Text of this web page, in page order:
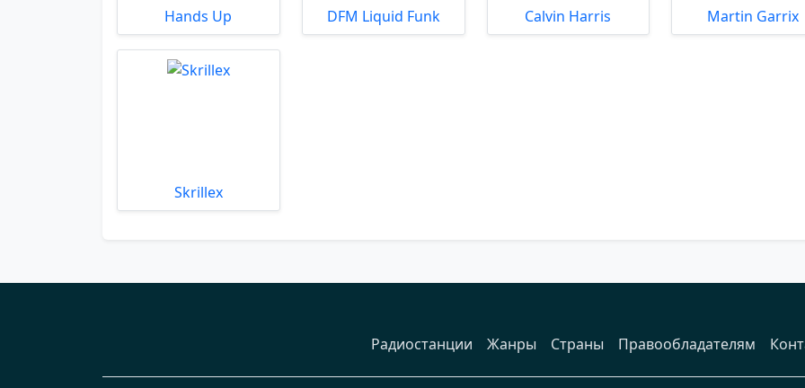
Hands Up DFM Liquid Funk Calvin Harris Martin Garrix
Skrillex
Радиостанции Жанры Страны Правообладателям